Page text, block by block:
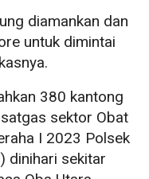
diamankan dan
untuk dimintai
380 kantong
sektor Obat
I 2023 Polsek
dinihari sekitar